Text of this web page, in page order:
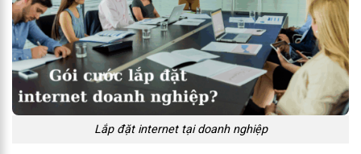
Lắp đặt internet tại doanh nghiệp